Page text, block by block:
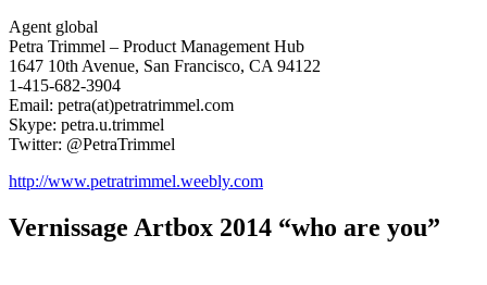
Agent global
Petra Trimmel – Product Management Hub
1647 10th Avenue, San Francisco, CA 94122
1-415-682-3904
Email: petra(at)petratrimmel.com
Skype: petra.u.trimmel
Twitter: @PetraTrimmel
http://www.petratrimmel.weebly.com
Vernissage Artbox 2014 “who are you”